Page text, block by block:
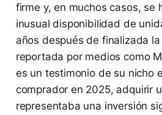
firme y, en muchos casos, se
inusual disponibilidad de
años después de finalizada
reportada por medios como
es un testimonio de su nicho
comprador en 2025, adquirir
representaba una inversión